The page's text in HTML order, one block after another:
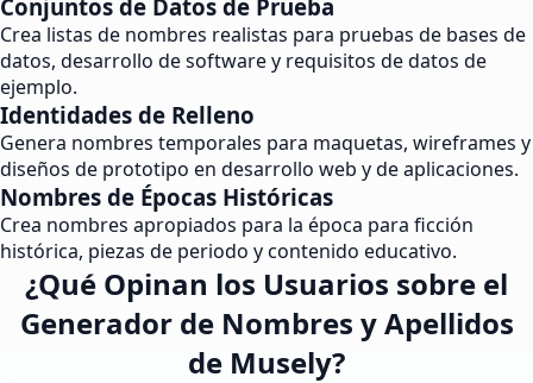
Conjuntos de Datos de Prueba
Crea listas de nombres realistas para pruebas de bases de
datos, desarrollo de software y requisitos de datos de
ejemplo.
Identidades de Relleno
Genera nombres temporales para maquetas, wireframes y
diseños de prototipo en desarrollo web y de aplicaciones.
Nombres de Épocas Históricas
Crea nombres apropiados para la época para ficción
histórica, piezas de periodo y contenido educativo.
¿Qué Opinan los Usuarios sobre el
Generador de Nombres y Apellidos
de Musely?